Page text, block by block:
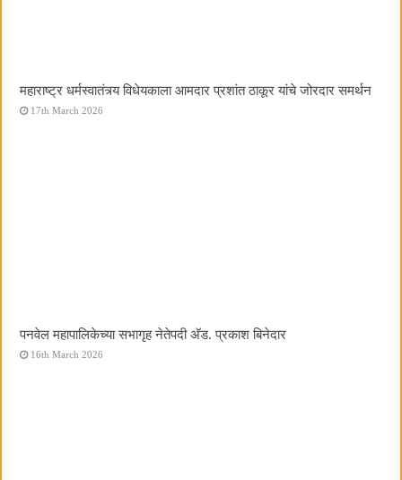
महाराष्ट्र धर्मस्वातंत्र्य विधेयकाला आमदार प्रशांत ठाकूर यांचे जोरदार समर्थन
17th March 2026
पनवेल महापालिकेच्या सभागृह नेतेपदी अ‍ॅड. प्रकाश बिनेदार
16th March 2026